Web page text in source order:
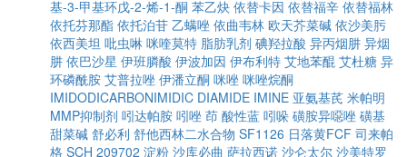
基-3-甲基环戊-2-烯-1-酮 苯乙炔 依替卡因 依替福辛 依替福林
依托芬那酯 依托泊苷 乙螨唑 依曲韦林 欧天芥菜碱 依沙美肟
依西美坦 吡虫啉 咪喹莫特 脂肪乳剂 碘羟拉酸 异丙烟肼 异烟
肼 依巴沙星 伊班膦酸 伊波加因 伊布利特 艾地苯醌 艾杜糖 异
环磷酰胺 艾普拉唑 伊潘立酮 咪唑 咪唑烷酮
IMIDODICARBONIMIDIC DIAMIDE IMINE 亚氨基芪 米帕明
MMP抑制剂 吲达帕胺 吲唑 茚 酸性蓝 吲哚 磺胺异噁唑 磺基
甜菜碱 舒必利 舒他西林二水合物 SF1126 日落黄FCF 司来帕
格 SCH 209702 淀粉 沙库必曲 萨拉西诺 沙仑太尔 沙美特罗